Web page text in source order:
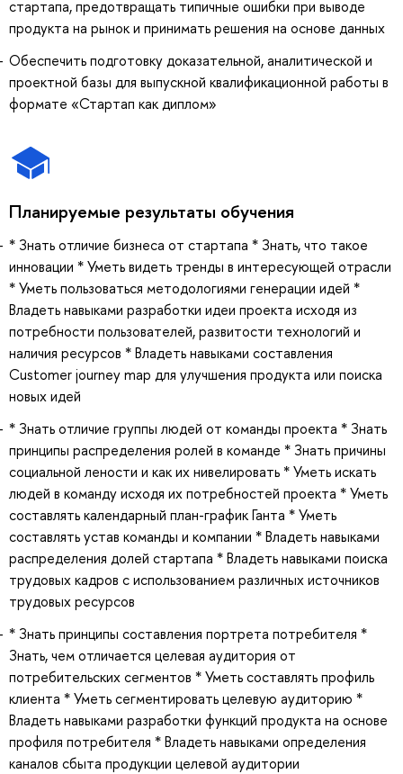
стартапа, предотвращать типичные ошибки при выводе
продукта на рынок и принимать решения на основе данных
Обеспечить подготовку доказательной, аналитической и
проектной базы для выпускной квалификационной работы в
формате «Стартап как диплом»
Планируемые результаты обучения
* Знать отличие бизнеса от стартапа * Знать, что такое
инновации * Уметь видеть тренды в интересующей отрасли
* Уметь пользоваться методологиями генерации идей *
Владеть навыками разработки идеи проекта исходя из
потребности пользователей, развитости технологий и
наличия ресурсов * Владеть навыками составления
Customer journey map для улучшения продукта или поиска
новых идей
* Знать отличие группы людей от команды проекта * Знать
принципы распределения ролей в команде * Знать причины
социальной лености и как их нивелировать * Уметь искать
людей в команду исходя их потребностей проекта * Уметь
составлять календарный план-график Ганта * Уметь
составлять устав команды и компании * Владеть навыками
распределения долей стартапа * Владеть навыками поиска
трудовых кадров с использованием различных источников
трудовых ресурсов
* Знать принципы составления портрета потребителя *
Знать, чем отличается целевая аудитория от
потребительских сегментов * Уметь составлять профиль
клиента * Уметь сегментировать целевую аудиторию *
Владеть навыками разработки функций продукта на основе
профиля потребителя * Владеть навыками определения
каналов сбыта продукции целевой аудитории